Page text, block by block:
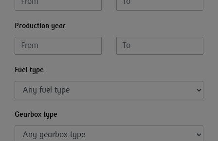
Production year
Fuel type
Gearbox type